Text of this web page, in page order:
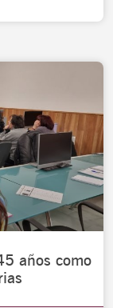
años como